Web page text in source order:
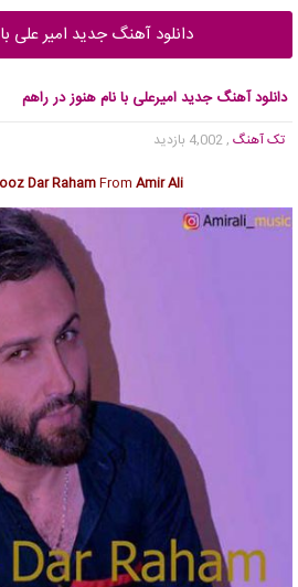
دانلود آهنگ جدید امیر علی
دانلود آهنگ جدید امیرعلی با نام هنوز در راهم
تک آهنگ , 4,002 بازدید
Dar RahamFrom Amir Ali